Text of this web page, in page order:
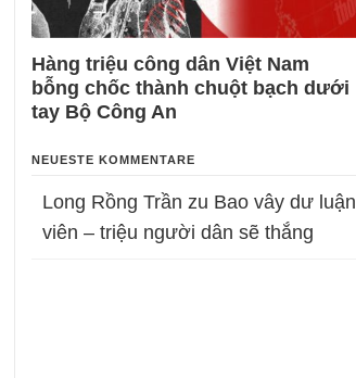
Hàng triệu công dân Việt Nam
bỗng chốc thành chuột bạch dưới
tay Bộ Công An
NEUESTE KOMMENTARE
Long Rồng Trần zu Bao vây dư luận
viên – triệu người dân sẽ thắng